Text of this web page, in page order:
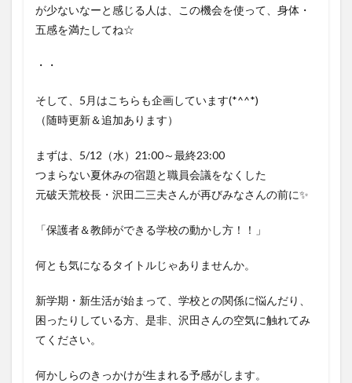
が少ないなーと感じる人は、この機会を使って、身体・
五感を満たしてね☆
・・
そして、5月はこちらも企画しています(*^^*)
（随時更新＆追加あります）
まずは、5/12（水）21:00～最終23:00
つまらない夏休みの宿題と職員会議をなくした
元破天荒校長・沢田二三夫さんが再びみなさんの前に✨
「保護者＆教師ができる学校の動かし方！！」
何とも気になるタイトルじゃありませんか。
新学期・新生活が始まって、学校との関係に悩んだり、
困ったりしている方、是非、沢田さんの空気に触れてみ
てください。
何かしらのきっかけが生まれる予感がします。